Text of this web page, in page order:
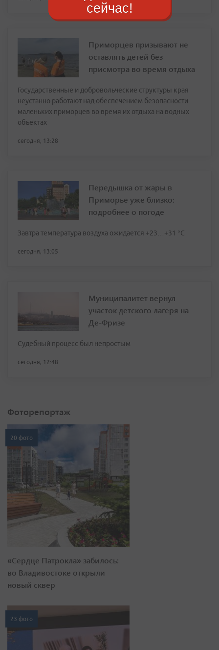
Приморцев призывают не
оставлять детей без
присмотра во время отдыха
Государственные и добровольческие структуры края
неустанно работают над обеспечением безопасности
маленьких приморцев во время их отдыха на водных
объектах
сегодня, 13:28
Передышка от жары в
Приморье уже близко:
подробнее о погоде
Завтра температура воздуха ожидается +23…+31 °C
сегодня, 13:05
Муниципалитет вернул
участок детского лагеря на
Де-Фризе
Судебный процесс был непростым
сегодня, 12:48
Фоторепортаж
20 фото
«Сердце Патрокла» забилось:
во Владивостоке открыли
новый сквер
23 фото
сейчас!